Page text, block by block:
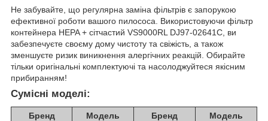
Не забувайте, що регулярна заміна фільтрів є запорукою
ефективної роботи вашого пилососа. Використовуючи фільтр
контейнера HEPA + сітчастий VS9000RL DJ97-02641C, ви
забезпечуєте своєму дому чистоту та свіжість, а також
зменшуєте ризик виникнення алергічних реакцій. Обирайте
тільки оригінальні комплектуючі та насолоджуйтеся якісним
прибиранням!
Сумісні моделі:
Бренд
Модель
Бренд
Модель